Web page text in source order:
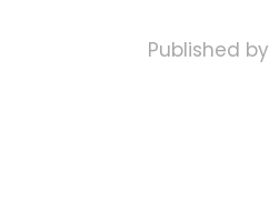
Published by